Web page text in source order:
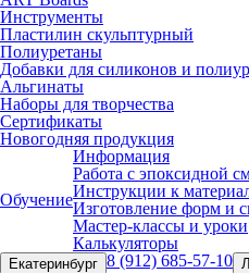
Инструменты
Пластилин скульптурный
Полиуретаны
Добавки для силиконов и
Альгинаты
Наборы для творчества
Сертификаты
Новогодняя продукция
Обучение
Информация
Работа с эпоксидной
Инструкции к
Изготовление форм и
Мастер-классы и уроки
Калькуляторы
Екатеринбург 8 (912) 685-57-10